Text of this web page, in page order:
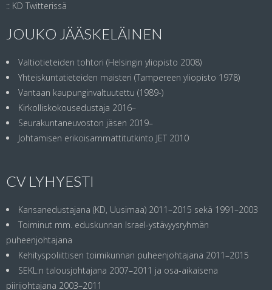
:: KD Twitterissä
JOUKO JÄÄSKELÄINEN
Valtiotieteiden tohtori (Helsingin yliopisto 2008)
Yhteiskuntatieteiden maisteri (Tampereen yliopisto 1978)
Vantaan kaupunginvaltuutettu (1989-)
Kirkolliskokousedustaja 2016–
Seurakuntaneuvoston jäsen 2019–
Johtamisen erikoisammattitutkinto JET 2010
CV LYHYESTI
Kansanedustajana (KD, Uusimaa) 2011–2015 sekä 1991–2003
Toiminut mm. eduskunnan Israel-ystävyysryhmän
puheenjohtajana
Kehityspoliittisen toimikunnan puheenjohtajana 2011–2015
SEKL:n talousjohtajana 2007–2011 ja osa-aikaisena
piirijohtajana 2003–2011